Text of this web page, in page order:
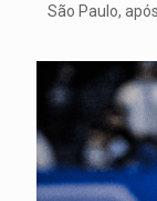
São Paulo,